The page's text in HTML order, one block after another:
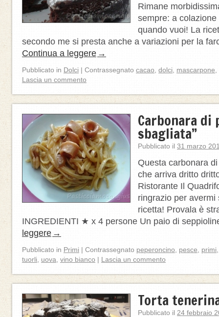
Rimane
sempre: a
quando vuoi! La
secondo me si presta anche a variazioni per la
Continua a leggere →
Pubblicato in Dolci | Contrassegnato cacao dolci mascarpone
Lascia un commento
Carbonara di
sbagliata”
Pubblicato il 31 marzo
Questa carbonara
che arriva dritto
Ristorante Il
ringrazio per avermi
ricetta! Provala è
INGREDIENTI ★ x 4 persone Un paio di
leggere →
Pubblicato in Primi | Contrassegnato peperoncino pesce primi
tuorli uova vino bianco | Lascia un commento
Torta
Pubblicato il 24 febbraio